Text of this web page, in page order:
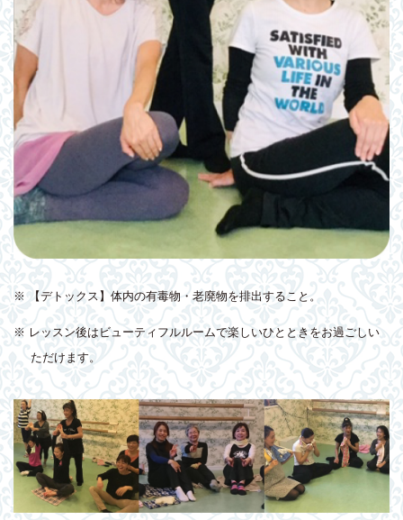
※ 【デトックス】体内の有毒物・老廃物を排出すること。
※ レッスン後はビューティフルルームで楽しいひとときをお過ごしい
ただけます。